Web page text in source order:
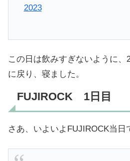
2023
この日は飲みすぎないように
に戻り、寝ました。
FUJIROCK 1日目
さあ、いよいよFUJIROCK当日